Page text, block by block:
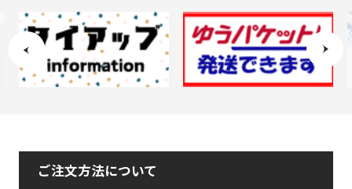
ご注文方法について